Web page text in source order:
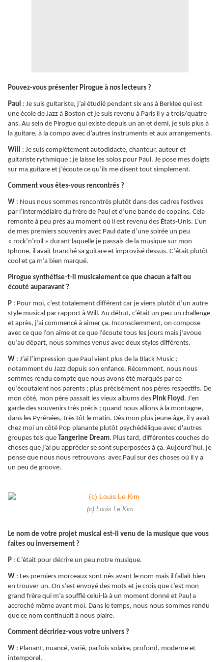
Pouvez-vous présenter Pirogue à nos lecteurs ?
Paul : Je suis guitariste, j’ai étudié pendant six ans à Berklee qui est
une école de Jazz à Boston et je suis revenu à Paris il y a trois/quatre
ans. Au sein de Pirogue qui existe depuis un an et demi, je suis plus à
la guitare, à la compo avec d’autres instruments et aux arrangements.
Will : Je suis complètement autodidacte, chanteur, auteur et
guitariste rythmique ; je laisse les solos pour Paul. Je pose mes doigts
sur ma guitare et j’écoute ce qu’ils me disent tout simplement.
Comment vous êtes-vous rencontrés ?
W : Nous nous sommes rencontrés plutôt dans des cadres festives
par l’intermédiaire du frère de Paul et d’une bande de copains. Cela
remonte à peu près au moment où il est revenu des États-Unis. L’un
de mes premiers souvenirs avec Paul date d’une soirée un peu
« rock’n’roll » durant laquelle je passais de la musique sur mon
Iphone, il avait branché sa guitare et improvisé dessus. C’était plutôt
cool et ça m’a bien marqué.
Pirogue synthétise-t-il musicalement ce que chacun a fait ou
écouté auparavant ?
P : Pour moi, c’est totalement différent car je viens plutôt d’un autre
style musical par rapport à Will. Au début, c’était un peu un challenge
et après, j’ai commencé à aimer ça. Inconsciemment, on compose
avec ce que l’on aime et ce que l’écoute tous les jours mais j’avoue
qu’au départ, nous sommes venus avec deux styles différents.
W : J’ai l’impression que Paul vient plus de la Black Music ;
notamment du Jazz depuis son enfance. Récemment, nous nous
sommes rendu compte que nous avons été marqués par ce
qu’écoutaient nos parents ; plus précisément nos pères respectifs. De
mon côté, mon père passait les vieux albums des Pink Floyd. J’en
garde des souvenirs très précis ; quand nous allions à la montagne,
dans les Pyrénées, très tôt le matin. Dès mon plus jeune âge, il y avait
chez moi un côté Pop planante plutôt psychédélique avec d'autres
groupes tels que Tangerine Dream. Plus tard, différentes couches de
choses que j’ai pu apprécier se sont superposées à ça. Aujourd’hui, je
pense que nous nous retrouvons avec Paul sur des choses où il y a
un peu de groove.
(c) Louis Le Kim
Le nom de votre projet musical est-il venu de la musique que vous
faites ou inversement ?
P : C’était pour décrire un peu notre musique.
W : Les premiers morceaux sont nés avant le nom mais il fallait bien
en trouver un. On s’est envoyé des mots et je crois que c’est mon
grand frère qui m’a soufflé celui-là à un moment donné et Paul a
accroché même avant moi. Dans le temps, nous nous sommes rendu
que ce nom continuait à nous plaire.
Comment décririez-vous votre univers ?
W : Planant, nuancé, varié, parfois solaire, profond, moderne et
intemporel.